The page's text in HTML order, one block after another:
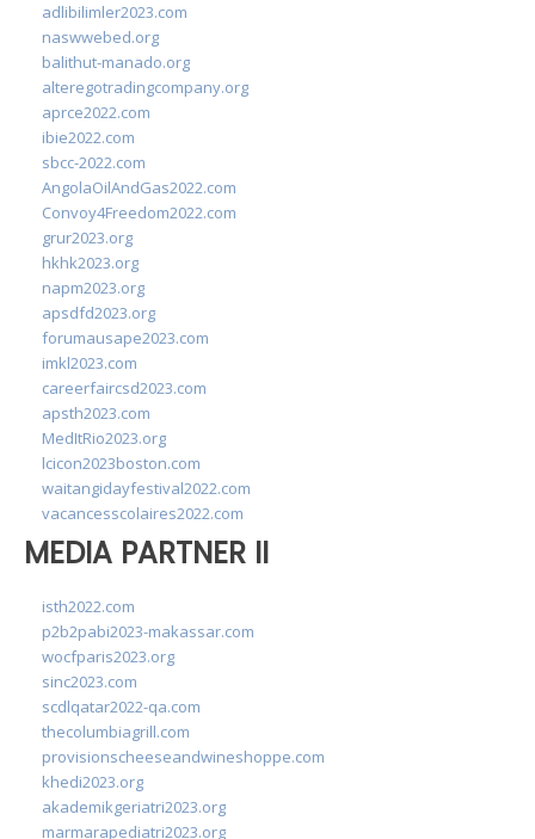
adlibilimler2023.com
naswwebed.org
balithut-manado.org
alteregotradingcompany.org
aprce2022.com
ibie2022.com
sbcc-2022.com
AngolaOilAndGas2022.com
Convoy4Freedom2022.com
grur2023.org
hkhk2023.org
napm2023.org
apsdfd2023.org
forumausape2023.com
imkl2023.com
careerfaircsd2023.com
apsth2023.com
MedItRio2023.org
lcicon2023boston.com
waitangidayfestival2022.com
vacancesscolaires2022.com
MEDIA PARTNER II
isth2022.com
p2b2pabi2023-makassar.com
wocfparis2023.org
sinc2023.com
scdlqatar2022-qa.com
thecolumbiagrill.com
provisionscheeseandwineshoppe.com
khedi2023.org
akademikgeriatri2023.org
marmarapediatri2023.org